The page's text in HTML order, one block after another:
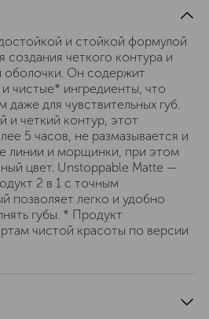
и стойкой формулой
создания четкого контура и
оболочки. Он содержит
чистые* ингредиенты, что
даже для чувствительных губ.
и четкий контур, этот
5 часов, не размазывается и
линии и морщинки, при этом
цвет. Unstoppable Matte —
2 в 1 с точным
позволяет легко и удобно
губы. * Продукт
чистой красоты по версии